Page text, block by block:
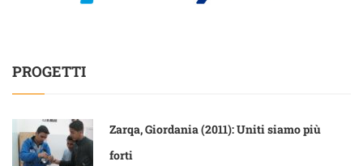
PROGETTI
Zarqa, Giordania (2011): Uniti siamo più
forti